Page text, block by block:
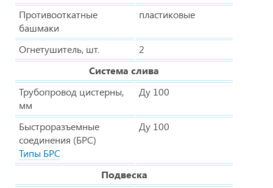
Противооткатные
башмаки
пластиковые
Огнетушитель, шт.
2
Система слива
Трубопровод цистерны,
мм
Ду 100
Быстроразъемные
соединения (БРС)
Типы БРС
Ду 100
Подвеска